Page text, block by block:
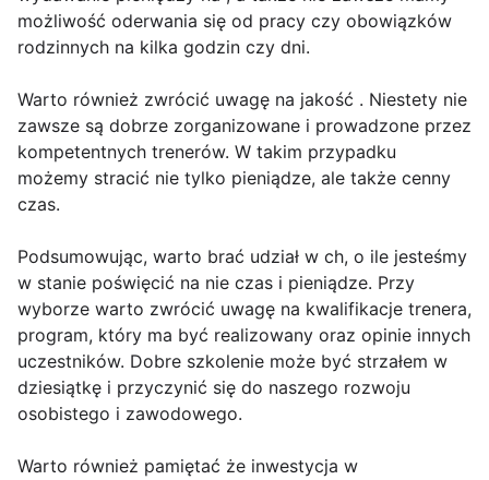
możliwość oderwania się od pracy czy obowiązków
rodzinnych na kilka godzin czy dni.
Warto również zwrócić uwagę na jakość . Niestety nie
zawsze są dobrze zorganizowane i prowadzone przez
kompetentnych trenerów. W takim przypadku
możemy stracić nie tylko pieniądze, ale także cenny
czas.
Podsumowując, warto brać udział w ch, o ile jesteśmy
w stanie poświęcić na nie czas i pieniądze. Przy
wyborze warto zwrócić uwagę na kwalifikacje trenera,
program, który ma być realizowany oraz opinie innych
uczestników. Dobre szkolenie może być strzałem w
dziesiątkę i przyczynić się do naszego rozwoju
osobistego i zawodowego.
Warto również pamiętać że inwestycja w